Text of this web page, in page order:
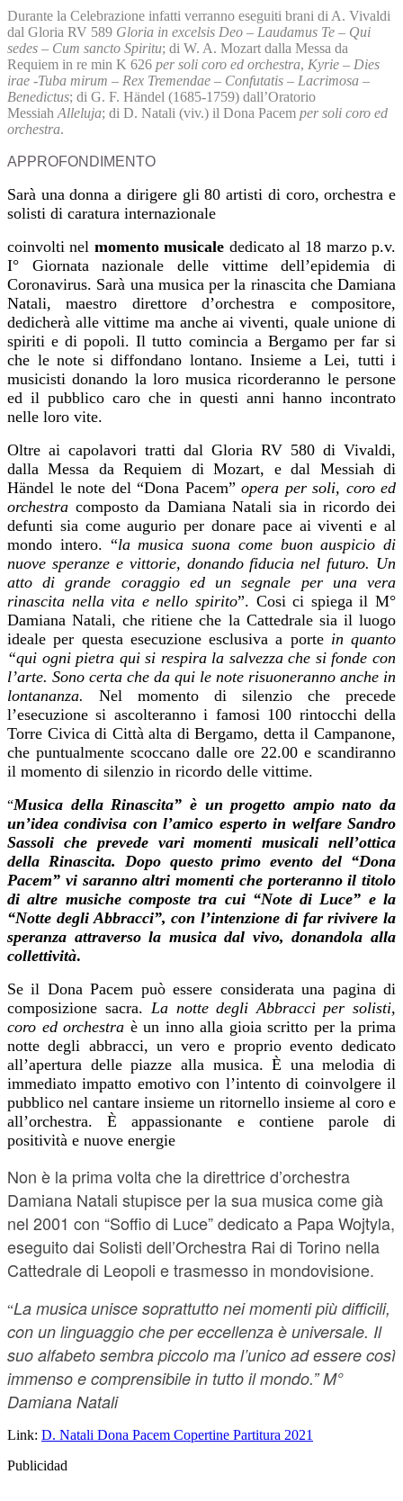
Durante la Celebrazione infatti verranno eseguiti brani di A. Vivaldi
dal Gloria RV 589 Gloria in excelsis Deo – Laudamus Te – Qui
sedes – Cum sancto Spiritu; di W. A. Mozart dalla Messa da
Requiem in re min K 626 per soli coro ed orchestra, Kyrie – Dies
irae -Tuba mirum – Rex Tremendae – Confutatis – Lacrimosa –
Benedictus; di G. F. Händel (1685-1759) dall’Oratorio
Messiah Alleluja; di D. Natali (viv.) il Dona Pacem per soli coro ed
orchestra.
APPROFONDIMENTO
Sarà una donna a dirigere gli 80 artisti di coro, orchestra e
solisti di caratura internazionale
coinvolti nel momento musicale dedicato al 18 marzo p.v.
I° Giornata nazionale delle vittime dell’epidemia di
Coronavirus. Sarà una musica per la rinascita che Damiana
Natali, maestro direttore d’orchestra e compositore,
dedicherà alle vittime ma anche ai viventi, quale unione di
spiriti e di popoli. Il tutto comincia a Bergamo per far si
che le note si diffondano lontano. Insieme a Lei, tutti i
musicisti donando la loro musica ricorderanno le persone
ed il pubblico caro che in questi anni hanno incontrato
nelle loro vite.
Oltre ai capolavori tratti dal Gloria RV 580 di Vivaldi,
dalla Messa da Requiem di Mozart, e dal Messiah di
Händel le note del “Dona Pacem” opera per soli, coro ed
orchestra composto da Damiana Natali sia in ricordo dei
defunti sia come augurio per donare pace ai viventi e al
mondo intero. “la musica suona come buon auspicio di
nuove speranze e vittorie, donando fiducia nel futuro. Un
atto di grande coraggio ed un segnale per una vera
rinascita nella vita e nello spirito”. Cosi ci spiega il M°
Damiana Natali, che ritiene che la Cattedrale sia il luogo
ideale per questa esecuzione esclusiva a porte in quanto
“qui ogni pietra qui si respira la salvezza che si fonde con
l’arte. Sono certa che da qui le note risuoneranno anche in
lontananza. Nel momento di silenzio che precede
l’esecuzione si ascolteranno i famosi 100 rintocchi della
Torre Civica di Città alta di Bergamo, detta il Campanone,
che puntualmente scoccano dalle ore 22.00 e scandiranno
il momento di silenzio in ricordo delle vittime.
“Musica della Rinascita” è un progetto ampio nato da
un’idea condivisa con l’amico esperto in welfare Sandro
Sassoli che prevede vari momenti musicali nell’ottica
della Rinascita. Dopo questo primo evento del “Dona
Pacem” vi saranno altri momenti che porteranno il titolo
di altre musiche composte tra cui “Note di Luce” e la
“Notte degli Abbracci”, con l’intenzione di far rivivere la
speranza attraverso la musica dal vivo, donandola alla
collettività.
Se il Dona Pacem può essere considerata una pagina di
composizione sacra. La notte degli Abbracci per solisti,
coro ed orchestra è un inno alla gioia scritto per la prima
notte degli abbracci, un vero e proprio evento dedicato
all’apertura delle piazze alla musica. È una melodia di
immediato impatto emotivo con l’intento di coinvolgere il
pubblico nel cantare insieme un ritornello insieme al coro e
all’orchestra. È appassionante e contiene parole di
positività e nuove energie
Non è la prima volta che la direttrice d’orchestra
Damiana Natali stupisce per la sua musica come già
nel 2001 con “Soffio di Luce” dedicato a Papa Wojtyla,
eseguito dai Solisti dell’Orchestra Rai di Torino nella
Cattedrale di Leopoli e trasmesso in mondovisione.
“La musicaunisce soprattutto nei momenti più difficili,
con un linguaggio che per eccellenza è universale. Il
suo alfabeto sembra piccolo ma l’unico ad essere così
immenso e comprensibile in tutto il mondo.”M°
Damiana Natali
Link: D. Natali Dona Pacem Copertine Partitura 2021
Publicidad